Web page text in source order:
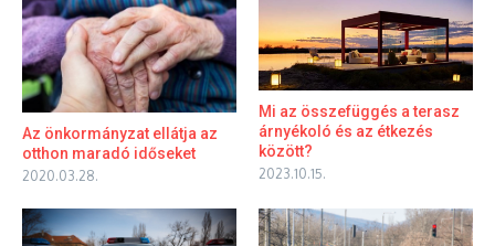
Az önkormányzat ellátja az
otthon maradó időseket
2020.03.28.
Mi az összefüggés a terasz
árnyékoló és az étkezés
között?
2023.10.15.